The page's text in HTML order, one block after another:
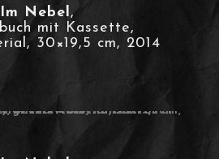
Im Nebel,
mit Kassette,
30×19,5 cm, 2014